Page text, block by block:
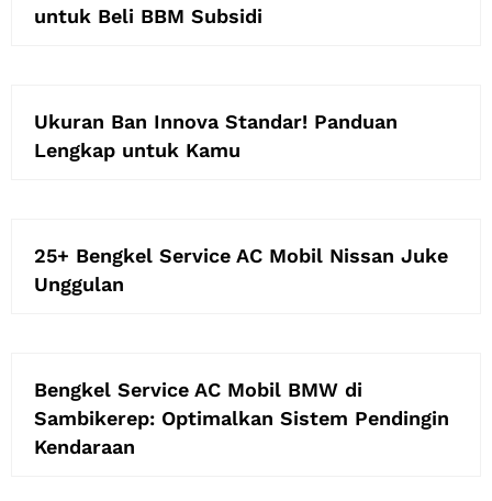
untuk Beli BBM Subsidi
Ukuran Ban Innova Standar! Panduan
Lengkap untuk Kamu
25+ Bengkel Service AC Mobil Nissan Juke
Unggulan
Bengkel Service AC Mobil BMW di
Sambikerep: Optimalkan Sistem Pendingin
Kendaraan